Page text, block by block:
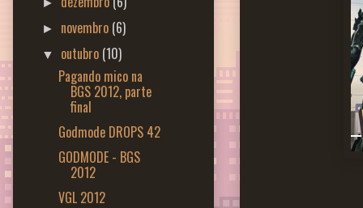
► novembro (6)
▼ outubro (10)
Pagando mico na
BGS 2012, parte
final
Godmode DROPS 42
GODMODE - BGS
2012
VGL 2012